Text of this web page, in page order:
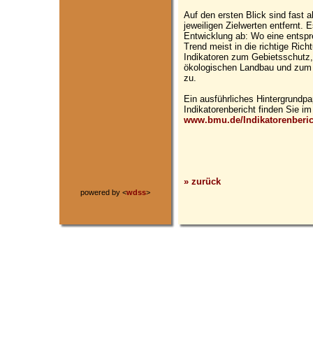
powered by <wdss>
Auf den ersten Blick sind fast
jeweiligen Zielwerten entfernt.
Entwicklung ab: Wo eine
Trend meist in die richtige
Indikatoren zum
ökologischen Landbau und
zu.
Ein ausführliches
Indikatorenbericht finden Sie
www.bmu.de/
» zurück